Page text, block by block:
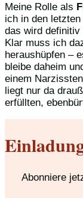
Meine Rolle als
ich in den
das wird definitiv
Klar muss ich
heraushüpfen –
bleibe daheim
einem
liegt nur da
erfüllten,
Abonniere